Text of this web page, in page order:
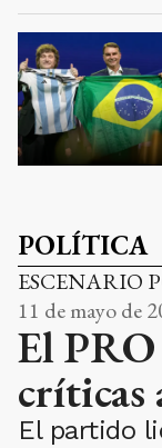
POLÍTICA
ESCENARIO
11 de mayo de
El
críticas
El partido